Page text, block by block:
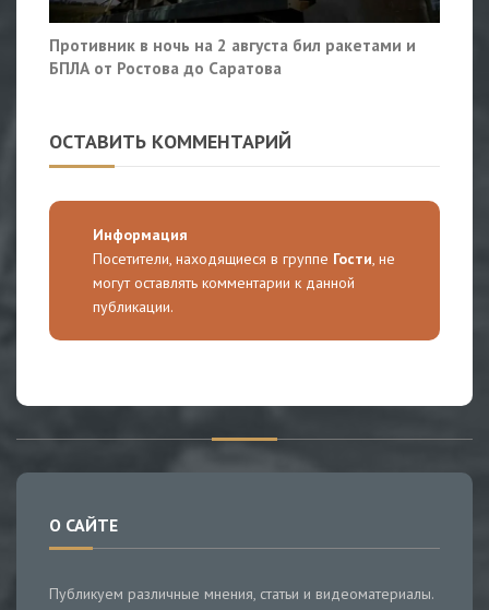
Противник в ночь на 2 августа бил ракетами и
БПЛА от Ростова до Саратова
ОСТАВИТЬ КОММЕНТАРИЙ
Информация
Посетители, находящиеся в группе Гости, не
могут оставлять комментарии к данной
публикации.
О САЙТЕ
Публикуем различные мнения, статьи и видеоматериалы.